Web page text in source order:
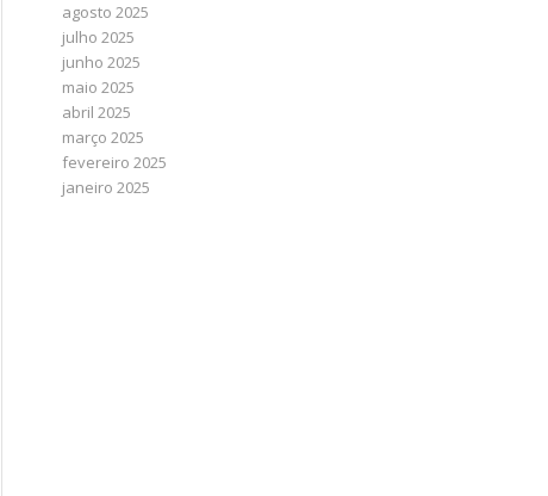
agosto 2025
julho 2025
junho 2025
maio 2025
abril 2025
março 2025
fevereiro 2025
janeiro 2025